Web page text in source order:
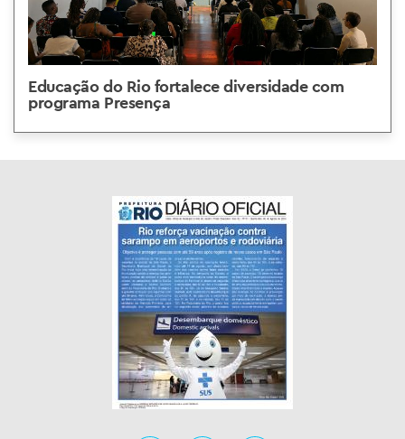
Educação do Rio fortalece diversidade com
programa Presença